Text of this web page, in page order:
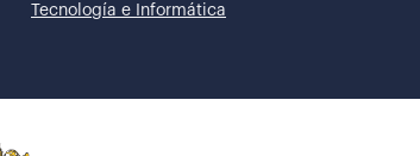
Tecnología e Informática